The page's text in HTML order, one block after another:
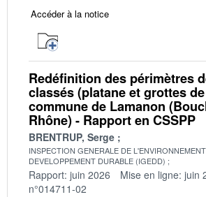
Accéder à la notice
Redéfinition des périmètres
classés (platane et grottes
commune de Lamanon
Rhône) - Rapport en CSSPP
BRENTRUP, Serge
INSPECTION GENERALE DE
DEVELOPPEMENT DURABLE (IGEDD)
Rapport: juin 2026 Mise en ligne: juin
n°014711-02